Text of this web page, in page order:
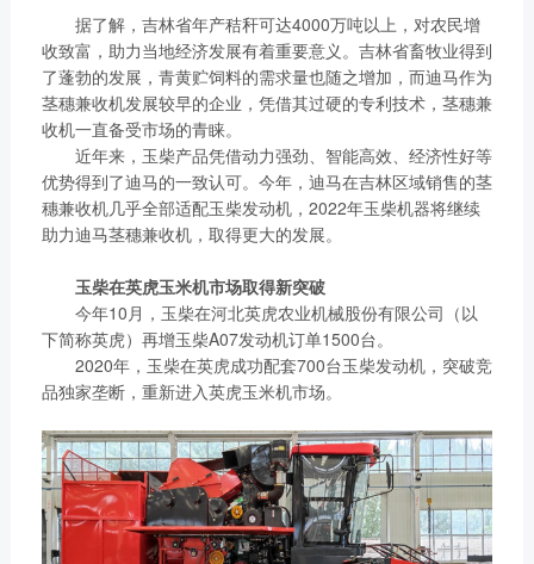
据了解，吉林省年产秸秆可达4000万吨以上，对农民增
收致富，助力当地经济发展有着重要意义。吉林省畜牧业得到
了蓬勃的发展，青黄贮饲料的需求量也随之增加，而迪马作为
茎穗兼收机发展较早的企业，凭借其过硬的专利技术，茎穗兼
收机一直备受市场的青睐。
近年来，玉柴产品凭借动力强劲、智能高效、经济性好等
优势得到了迪马的一致认可。今年，迪马在吉林区域销售的茎
穗兼收机几乎全部适配玉柴发动机，2022年玉柴机器将继续
助力迪马茎穗兼收机，取得更大的发展。
玉柴在英虎玉米机市场取得新突破
今年10月，玉柴在河北英虎农业机械股份有限公司（以
下简称英虎）再增玉柴A07发动机订单1500台。
2020年，玉柴在英虎成功配套700台玉柴发动机，突破竞
品独家垄断，重新进入英虎玉米机市场。